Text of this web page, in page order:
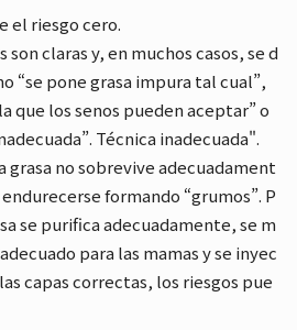
el riesgo cero.
son claras y, en muchos casos, se d
“se pone grasa impura tal cual”,
que los senos pueden aceptar” o
Técnica inadecuada".
grasa no sobrevive adecuadament
formando “grumos”. P
se purifica adecuadamente, se m
para las mamas y se inyec
capas correctas, los riesgos pue